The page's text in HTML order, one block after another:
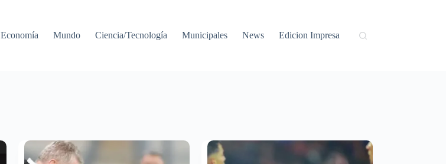
Economía Mundo Ciencia/Tecnología Municipales News Edicion Impresa